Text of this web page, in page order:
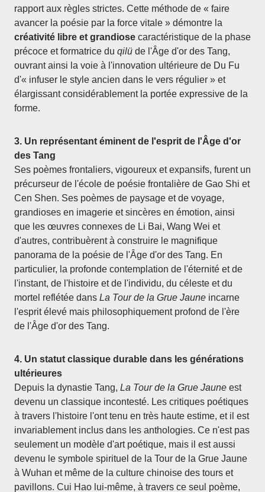
rapport aux règles strictes. Cette méthode de « faire
avancer la poésie par la force vitale » démontre la
créativité libre et grandiose caractéristique de la phase
précoce et formatrice du qilü de l'Âge d'or des Tang,
ouvrant ainsi la voie à l'innovation ultérieure de Du Fu
d'« infuser le style ancien dans le vers régulier » et
élargissant considérablement la portée expressive de la
forme.
3. Un représentant éminent de l'esprit de l'Âge d'or
des Tang
Ses poèmes frontaliers, vigoureux et expansifs, furent un
précurseur de l'école de poésie frontalière de Gao Shi et
Cen Shen. Ses poèmes de paysage et de voyage,
grandioses en imagerie et sincères en émotion, ainsi
que les œuvres connexes de Li Bai, Wang Wei et
d'autres, contribuèrent à construire le magnifique
panorama de la poésie de l'Âge d'or des Tang. En
particulier, la profonde contemplation de l'éternité et de
l'instant, de l'histoire et de l'individu, du céleste et du
mortel reflétée dans La Tour de la Grue Jaune incarne
l'esprit élevé mais philosophiquement profond de l'ère
de l'Âge d'or des Tang.
4. Un statut classique durable dans les générations
ultérieures
Depuis la dynastie Tang, La Tour de la Grue Jaune est
devenu un classique incontesté. Les critiques poétiques
à travers l'histoire l'ont tenu en très haute estime, et il est
invariablement inclus dans les anthologies. Ce n'est pas
seulement un modèle d'art poétique, mais il est aussi
devenu le symbole spirituel de la Tour de la Grue Jaune
à Wuhan et même de la culture chinoise des tours et
pavillons. Cui Hao lui-même, à travers ce seul poème,